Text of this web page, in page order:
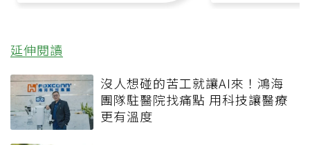
延伸閱讀
沒人想碰的苦工就讓AI來！鴻海
團隊駐醫院找痛點 用科技讓醫療
更有溫度